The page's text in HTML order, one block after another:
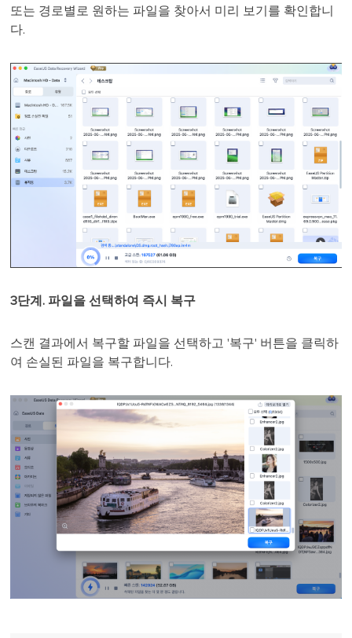
또는 경로별로 원하는 파일을 찾아서 미리 보기를 확인합니
다.
3단계. 파일을 선택하여 즉시 복구
스캔 결과에서 복구할 파일을 선택하고 '복구' 버튼을 클릭하
여 손실된 파일을 복구합니다.